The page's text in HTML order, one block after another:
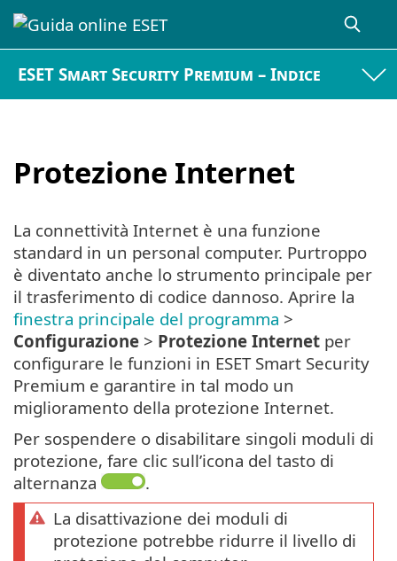
ESET Smart Security Premium – Indice
Protezione Internet
La connettività Internet è una funzione
standard in un personal computer. Purtroppo
è diventato anche lo strumento principale per
il trasferimento di codice dannoso. Aprire la
finestra principale del programma >
Configurazione > Protezione Internet per
configurare le funzioni in ESET Smart Security
Premium e garantire in tal modo un
miglioramento della protezione Internet.
Per sospendere o disabilitare singoli moduli di
protezione, fare clic sull’icona del tasto di
alternanza
.
La disattivazione dei moduli di
protezione potrebbe ridurre il livello di